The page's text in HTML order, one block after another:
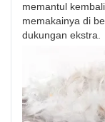
memantul
memakainya di
dukungan ekstra.